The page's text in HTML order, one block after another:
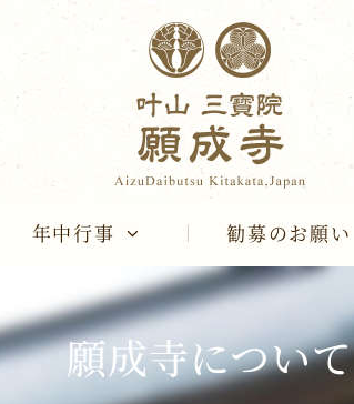
年中行事 勧募のお願い
願成寺について